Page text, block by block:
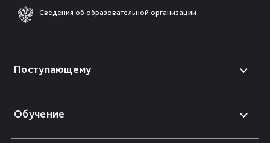
Сведения об образовательной организации
Поступающему
Обучение